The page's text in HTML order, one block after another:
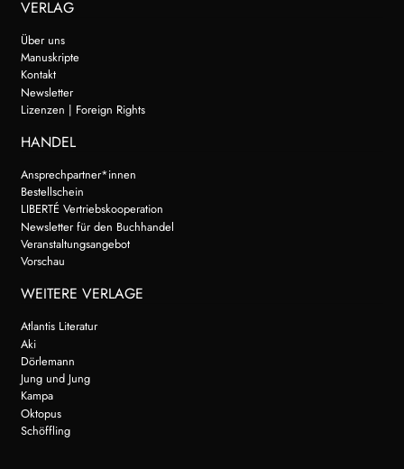
VERLAG
Über uns
Manuskripte
Kontakt
Newsletter
Lizenzen | Foreign Rights
HANDEL
Ansprechpartner*innen
Bestellschein
LIBERTÉ Vertriebskooperation
Newsletter für den Buchhandel
Veranstaltungsangebot
Vorschau
WEITERE VERLAGE
Atlantis Literatur
Aki
Dörlemann
Jung und Jung
Kampa
Oktopus
Schöffling